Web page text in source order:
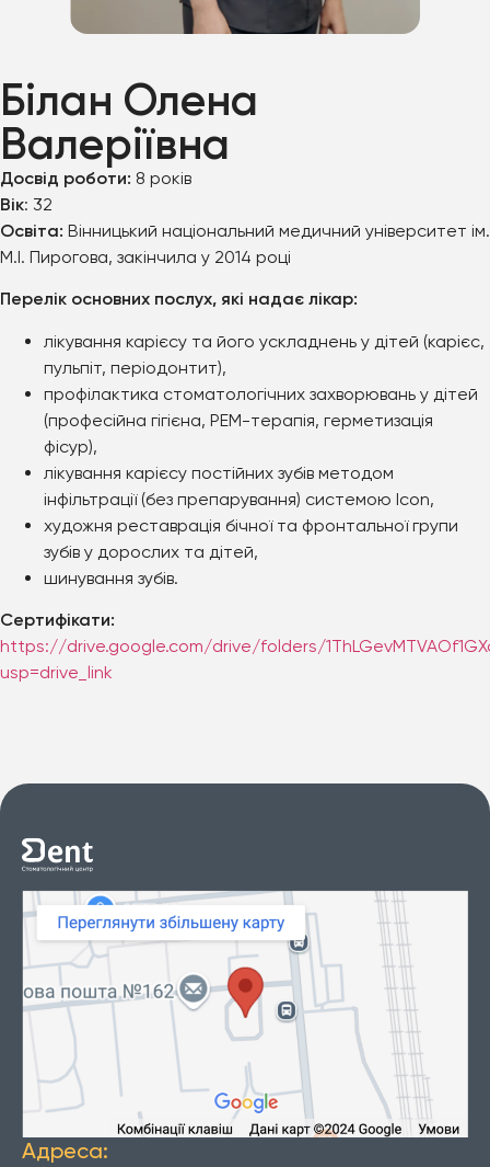
© 2024 Всі права захищенні
Білан Олена
Валеріївна
Досвід роботи: 8 років
Вік: 32
Освіта: Вінницький національний медичний університет ім.
М.І. Пирогова, закінчила у 2014 році
Перелік основних послух, які надає лікар:
лікування карієсу та його ускладнень у дітей (карієс,
пульпіт, періодонтит),
профілактика стоматологічних захворювань у дітей
(професійна гігієна, РЕМ-терапія, герметизація
фісур),
лікування карієсу постійних зубів методом
інфільтрації (без препарування) системою Iсon,
художня реставрація бічної та фронтальної групи
зубів у дорослих та дітей,
шинування зубів.
Сертифікати:
https://drive.google.com/drive/folders/
usp=drive_link
Адреса: